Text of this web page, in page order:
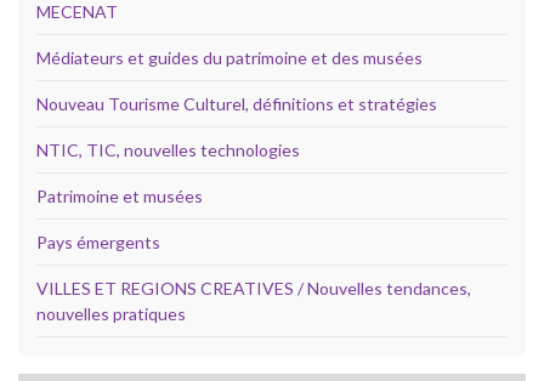
MECENAT
Médiateurs et guides du patrimoine et des musées
Nouveau Tourisme Culturel, définitions et stratégies
NTIC, TIC, nouvelles technologies
Patrimoine et musées
Pays émergents
VILLES ET REGIONS CREATIVES / Nouvelles tendances,
nouvelles pratiques